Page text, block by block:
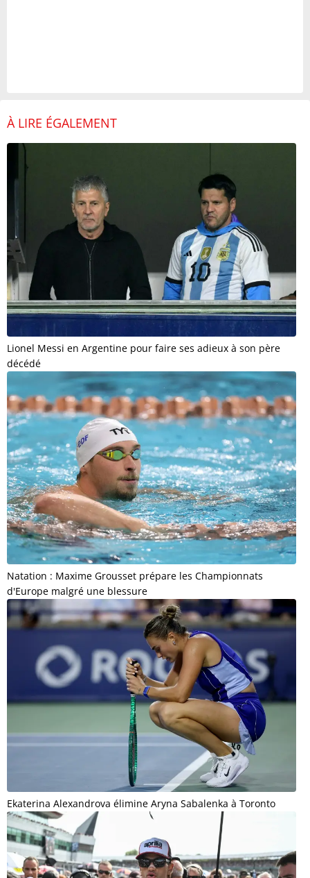
À LIRE ÉGALEMENT
Lionel Messi en Argentine pour faire ses adieux à son père
décédé
Natation : Maxime Grousset prépare les Championnats
d'Europe malgré une blessure
Ekaterina Alexandrova élimine Aryna Sabalenka à Toronto